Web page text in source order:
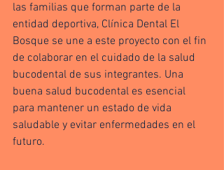
las familias que forman parte de la
entidad deportiva, Clínica Dental El
Bosque se une a este proyecto con el fin
de colaborar en el cuidado de la salud
bucodental de sus integrantes. Una
buena salud bucodental es esencial
para mantener un estado de vida
saludable y evitar enfermedades en el
futuro.